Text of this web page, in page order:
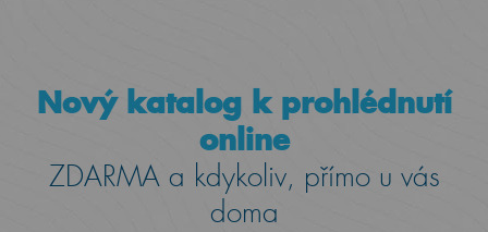
Nový katalog k prohlédnutí
online
ZDARMA a kdykoliv, přímo u vás
doma